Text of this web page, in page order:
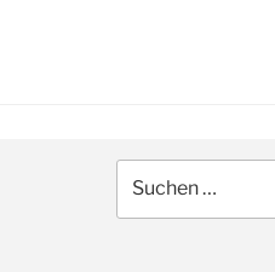
nach: